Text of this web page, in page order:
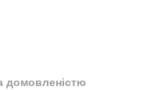
домовленістю